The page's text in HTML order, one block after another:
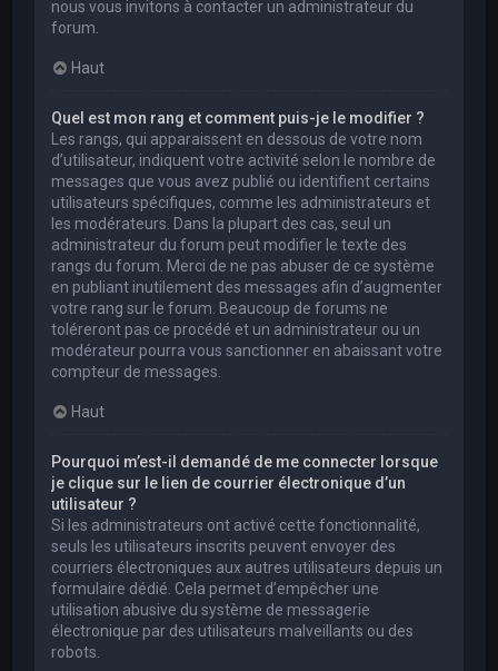
nous vous invitons à contacter un administrateur du
forum.
Haut
Quel est mon rang et comment puis-je le modifier ?
Les rangs, qui apparaissent en dessous de votre nom
d’utilisateur, indiquent votre activité selon le nombre de
messages que vous avez publié ou identifient certains
utilisateurs spécifiques, comme les administrateurs et
les modérateurs. Dans la plupart des cas, seul un
administrateur du forum peut modifier le texte des
rangs du forum. Merci de ne pas abuser de ce système
en publiant inutilement des messages afin d’augmenter
votre rang sur le forum. Beaucoup de forums ne
toléreront pas ce procédé et un administrateur ou un
modérateur pourra vous sanctionner en abaissant votre
compteur de messages.
Haut
Pourquoi m’est-il demandé de me connecter lorsque
je clique sur le lien de courrier électronique d’un
utilisateur ?
Si les administrateurs ont activé cette fonctionnalité,
seuls les utilisateurs inscrits peuvent envoyer des
courriers électroniques aux autres utilisateurs depuis un
formulaire dédié. Cela permet d’empêcher une
utilisation abusive du système de messagerie
électronique par des utilisateurs malveillants ou des
robots.